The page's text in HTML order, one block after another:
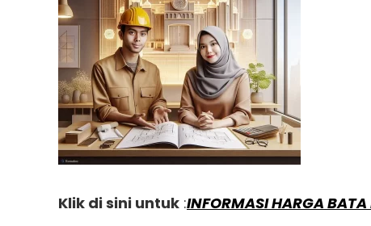
Klik di sini untuk :INFORMASI HARGA